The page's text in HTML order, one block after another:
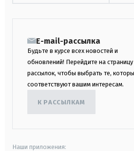
E-mail-рассылка
Будьте в курсе всех новостей и
обновлений! Перейдите на
рассылок, чтобы выбрать те,
соответствуют вашим интересам.
К РАССЫЛКАМ
Наши приложения: